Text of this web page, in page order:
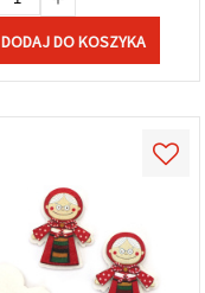
DODAJ DO KOSZYKA